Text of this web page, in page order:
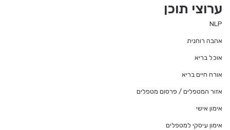
ערוצי תוכן
NLP
אהבה רוחנית
אוכל בריא
אורח חיים בריא
אזור המטפלים / פרסום מטפלים
אימון אישי
אימון עיסקי למטפלים